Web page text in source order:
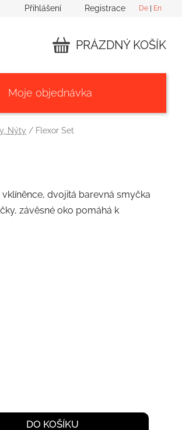
De| En
Přihlášení Registrace
KOŠÍK
PRÁZDNÝ KOŠÍK
Moje objednávka
Nýty / Flexor Set
dvojitá barevná smyčka
závěsné oko pomáhá k
DO KOŠÍKU